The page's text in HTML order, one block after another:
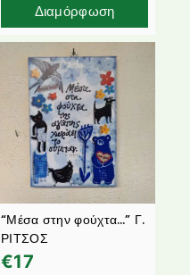
Διαμόρφωση
“Μέσα στην φούχτα…” Γ.
ΡΙΤΣΟΣ
€17